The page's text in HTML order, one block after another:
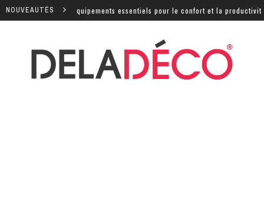
NOUVEAUTÉS
quels sont les équipements essentiels pour le confort et la productivité ?